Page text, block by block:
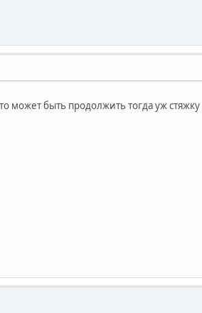
может быть продолжить тогда уж